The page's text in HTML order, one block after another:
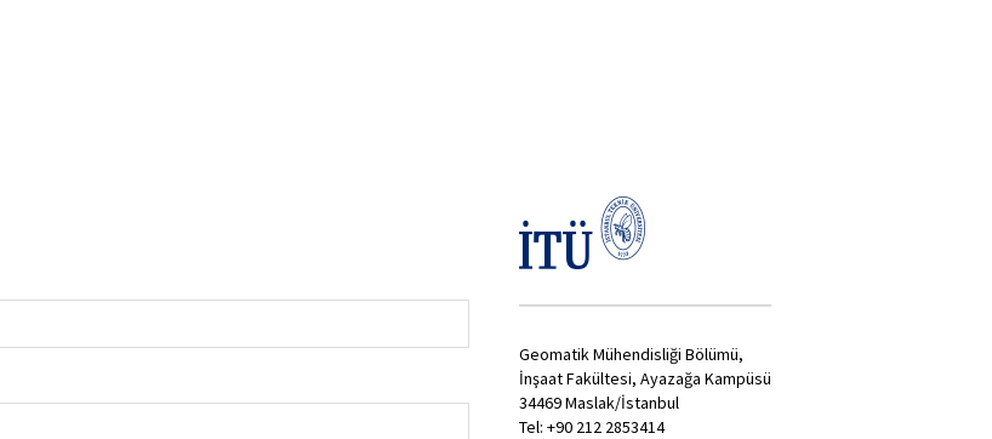
Geomatik Mühendisliği Bölümü,
İnşaat Fakültesi, Ayazağa Kampüsü
34469 Maslak/İstanbul
Tel: +90 212 2853414